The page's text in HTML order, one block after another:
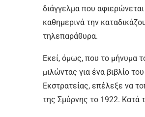
διάγγελμα που
καθημερινά την
τηλεπαράθυρα.
Εκεί, όμως, που το μήνυμα
μιλώντας για ένα βιβλίο του
Εκστρατείας, επέλεξε να
της Σμύρνης το 1922. Κατά